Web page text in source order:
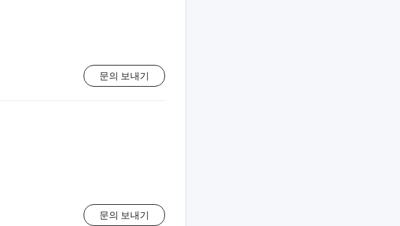
문의 보내기
문의 보내기